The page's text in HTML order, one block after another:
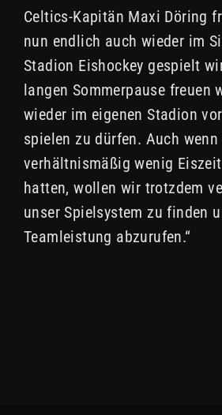
Celtics-Kapitän Maxi Döring
nun endlich auch wieder im
Stadion Eishockey gespielt
langen Sommerpause freuen
wieder im eigenen Stadion
spielen zu dürfen. Auch
verhältnismäßig wenig
hatten, wollen wir trotzdem
unser Spielsystem zu finden
Teamleistung abzurufen.“